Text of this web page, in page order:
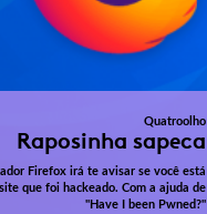
Quatroolho
Raposinha sapeca
Firefox irá te avisar se você está
que foi hackeado. Com a ajuda de
"Have I been Pwned?"